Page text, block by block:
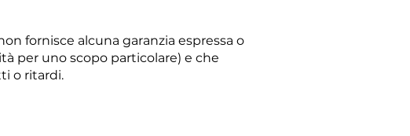
fornisce alcuna garanzia espressa o
per uno scopo particolare) e che
o ritardi.